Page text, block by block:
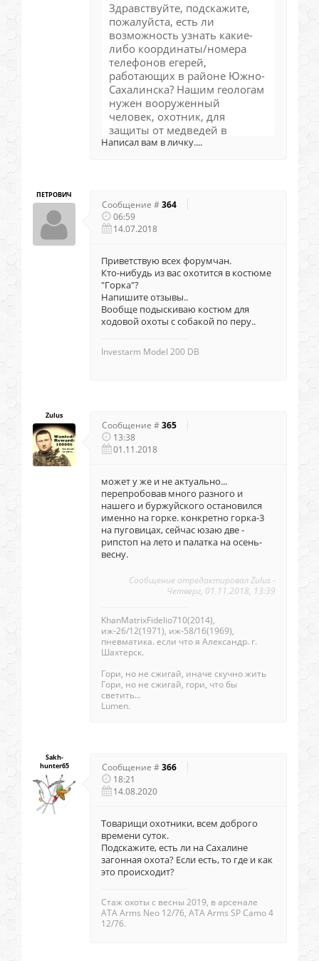
Здравствуйте, подскажите,
пожалуйста, есть ли
возможность узнать какие-
либо координаты/номера
телефонов егерей,
работающих в районе Южно-
Сахалинска? Нашим геологам
нужен вооруженный
человек, охотник, для
защиты от медведей в
маршрутах в районе Южно-
Написал вам в личку....
ПЕТРОВИЧ
Сообщение #364
06:59
14.07.2018
Приветствую всех форумчан.
Кто-нибудь из вас охотится в костюме
"Горка"?
Напишите отзывы..
Вообще подыскиваю костюм для
ходовой охоты с собакой по перу..
Investarm Model 200 DB
Zulus
Сообщение #365
13:38
01.11.2018
может у же и не актуально...
перепробовав много разного и
нашего и буржуйского остановился
именно на горке. конкретно горка-3
на пуговицах, сейчас юзаю две -
рипстоп на лето и палатка на осень-
весну.
Сообщение отредактировалZulus-
Четверг, 01.11.2018, 13:39
KhanMatrixFidelio710(2014),
иж-26/12(1971), иж-58/16(1969),
пневматика. если что я Александр. г.
Шахтерск.
Гори, но не сжигай, иначе скучно жить
Гори, но не сжигай, гори, что бы
светить...
Lumen.
Sakh-
hunter65
Сообщение #366
18:21
14.08.2020
Товарищи охотники, всем доброго
времени суток.
Подскажите, есть ли на Сахалине
загонная охота? Если есть, то где и как
это происходит?
Стаж охоты с весны 2019, в арсенале
ATA Arms Neo 12/76, ATA Arms SP Camo 4
12/76.